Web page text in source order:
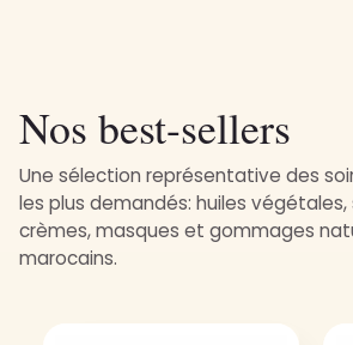
Nos best-sellers
Une sélection représentative des
les plus demandés: huiles végétales,
crèmes, masques et gommages
marocains.